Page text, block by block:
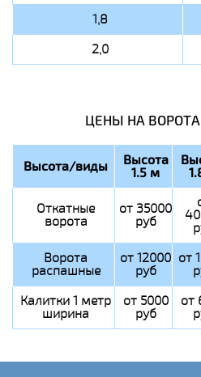
1,8
2,0
ЦЕНЫ НА
Высота/виды Высота
1.5 м
Откатные
ворота
от 35000
руб
Ворота
распашные
от 12000
руб
от
Калитки 1 метр
ширина
от 5000
руб
от